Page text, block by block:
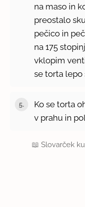
na maso in
preostalo
pečico in
na 175
vklopim
se torta lepo
Ko se torta
v prahu in
📖Slovarček